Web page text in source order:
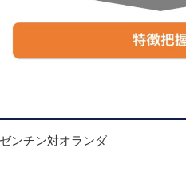
ンチン対オランダ